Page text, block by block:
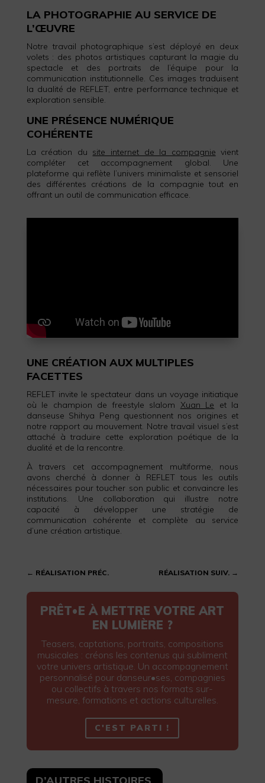
LA PHOTOGRAPHIE AU SERVICE DE
L’ŒUVRE
Notre travail photographique s’est déployé en deux
volets : des photos artistiques capturant la magie du
spectacle et des portraits de l’équipe pour la
communication institutionnelle. Ces images traduisent
la dualité de REFLET, entre performance technique et
exploration sensible.
UNE PRÉSENCE NUMÉRIQUE
COHÉRENTE
La création du site internet de la compagnie vient
compléter cet accompagnement global. Une
plateforme qui reflète l’univers minimaliste et sensoriel
des différentes créations de la compagnie tout en
offrant un outil de communication efficace.
UNE CRÉATION AUX MULTIPLES
FACETTES
REFLET invite le spectateur dans un voyage initiatique
où le champion de freestyle slalom Xuan Le et la
danseuse Shihya Peng questionnent nos origines et
notre rapport au mouvement. Notre travail visuel s’est
attaché à traduire cette exploration poétique de la
dualité et de la rencontre.
À travers cet accompagnement multiforme, nous
avons cherché à donner à REFLET tous les outils
nécessaires pour toucher son public et convaincre les
institutions. Une collaboration qui illustre notre
capacité à développer une stratégie de
communication cohérente et complète au service
d’une création artistique.
← RÉALISATION PRÉC. RÉALISATION SUIV. →
PRÊT•E À METTRE VOTRE ART
EN LUMIÈRE ?
Teasers, captations, portraits, compositions
musicales : créons les contenus qui subliment
votre univers artistique. Un accompagnement
personnalisé pour danseur•ses, compagnies
ou collectifs à travers nos formats sur-
mesure, formations et actions culturelles.
C'EST PARTI !